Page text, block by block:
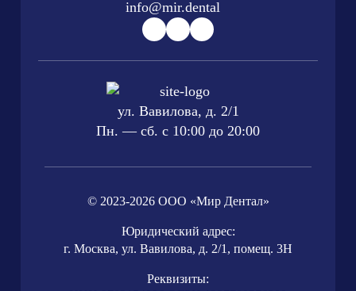
ул. Вавилова, д. 2/1
Пн. — сб. с 10:00 до 20:00
© 2023-2026 ООО «Мир Дентал»
Юридический адрес:
г. Москва, ул. Вавилова, д. 2/1, помещ. 3Н
Реквизиты:
info@mir.dental